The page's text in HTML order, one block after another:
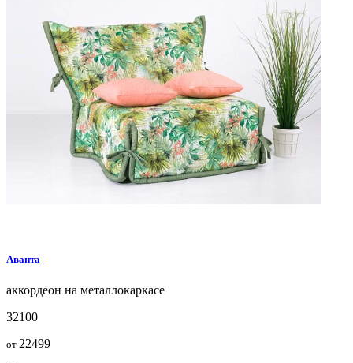
Аванта
аккордеон на металлокаркасе
32100
от 22499